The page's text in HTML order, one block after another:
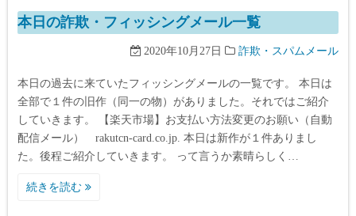
本日の詐欺・フィッシングメール一覧
2020年10月27日 詐欺・スパムメール
本日の過去に来ていたフィッシングメールの一覧です。 本日は
全部で１件の旧作（同一の物）がありました。それではご紹介
していきます。 【楽天市場】お支払い方法変更のお願い（自動
配信メール） rakutcn-card.co.jp. 本日は新作が１件ありまし
た。後程ご紹介していきます。 って言うか素晴らしく…
続きを読む